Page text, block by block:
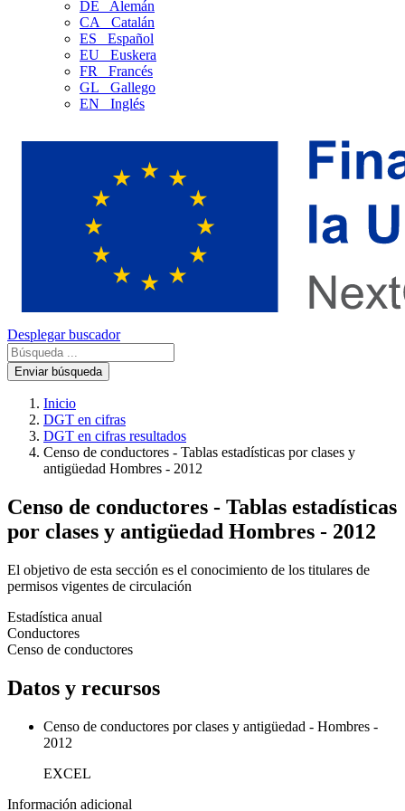
DE
Alemán
CA
Catalán
ES
Español
EU
Euskera
FR
Francés
GL
Gallego
EN
Inglés
Desplegar buscador
Enviar búsqueda
Inicio
DGT en cifras
DGT en cifras resultados
Censo de conductores - Tablas estadísticas por clases y
antigüedad Hombres - 2012
Censo de conductores - Tablas estadísticas
por clases y antigüedad Hombres - 2012
El objetivo de esta sección es el conocimiento de los titulares de
permisos vigentes de circulación
Estadística anual
Conductores
Censo de conductores
Datos y recursos
Censo de conductores por clases y antigüedad - Hombres -
2012
EXCEL
Información adicional